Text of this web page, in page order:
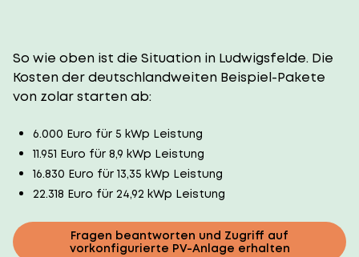
So wie oben ist die Situation in Ludwigsfelde. Die
Kosten der deutschlandweiten Beispiel-Pakete
von zolar starten ab:
6.000 Euro für 5 kWp Leistung
11.951 Euro für 8,9 kWp Leistung
16.830 Euro für 13,35 kWp Leistung
22.318 Euro für 24,92 kWp Leistung
Fragen beantworten und Zugriff auf
vorkonfigurierte PV-Anlage erhalten